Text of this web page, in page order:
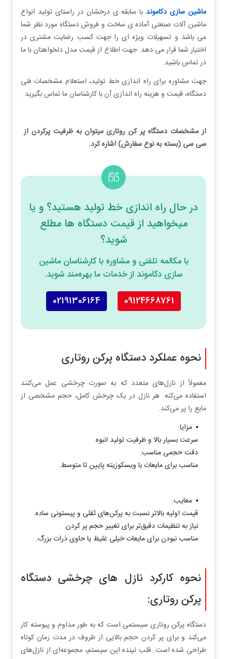
ماشین سازی دکاموندبا سابقه ی درخشان در راستای تولید انواع
ماشین آلات صنعتی آماده ی ساخت و فروش دستگاه مورد نظر شما
می باشد و تسهیلات ویژه ای را جهت کسب رضایت مشتری در
اختیار شما قرار می دهد. جهت اطلاع از قیمت مدل دلخواهتان با ما
در تماس باشید.
جهت مشاوره برای راه اندازی خط تولید، استعلام مشخصات فنی
دستگاه، قیمت و هزینه راه اندازی آن با کارشناسان ما تماس بگیرید.
از مشخصات دستگاه پر کن روتاری میتوان به ظرفیت پرکردن از
سی سی (بسته به نوع سفارش) اشاره کرد.
در حال راه اندازی خط تولید هستید؟ و یا
میخواهید از قیمت دستگاه ها مطلع
شوید؟
با مکالمه تلفنی و مشاوره با کارشناسان ماشین
سازی دکاموند از خدمات ما بهره‌مند شوید.
09124668761
02191306164
نحوه عملکرد دستگاه پرکن روتاری
معمولاً از نازل‌های متعدد که به صورت چرخشی عمل می‌کنند
استفاده می‌کنه. هر نازل در یک چرخش کامل، حجم مشخصی از
مایع را پر می‌کند.
مزایا:
سرعت بسیار بالا و ظرفیت تولید انبوه.
دقت حجمی مناسب.
مناسب برای مایعات با ویسکوزیته پایین تا متوسط.
معایب:
قیمت اولیه بالاتر نسبت به پرکن‌های ثقلی و پیستونی ساده.
نیاز به تنظیمات دقیق‌تر برای تغییر حجم پر کردن.
مناسب نبودن برای مایعات خیلی غلیظ یا حاوی ذرات بزرگ.
نحوه کارکرد نازل‌ های چرخشی دستگاه
پرکن روتاری:
دستگاه پرکن روتاری سیستمی است که به طور مداوم و پیوسته کار
می‌کند و برای پر کردن حجم بالایی از ظروف در مدت زمان کوتاه
طراحی شده است. قلب تپنده این سیستم، مجموعه‌ای از نازل‌های